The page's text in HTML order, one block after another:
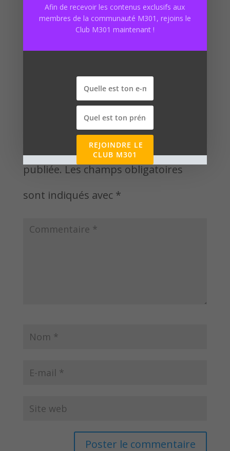
prestashop
Poster le commentaire
Votre adresse e-mail ne sera pas
publiée. Les champs obligatoires
sont indiqués avec *
Afin de recevoir les contenus exclusifs aux
membres de la communauté M301, rejoins le
Club M301 maintenant !
REJOINDRE LE
CLUB M301